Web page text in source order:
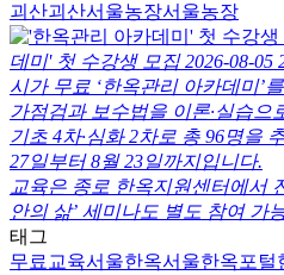
괴산괴산서울농장서울농장
데미' 첫 수강생 모집 2026-08-05
시가 무료 ‘한옥관리 아카데미’
가점검과 보수법을 이론·실습으
기초 4차·심화 2차로 총 96명을
27일부터 8월 23일까지입니다.
교육은 종로 한옥지원센터에서
안의 삶’ 세미나도 별도 참여 가
태그
무료교육서울한옥서울한옥포털